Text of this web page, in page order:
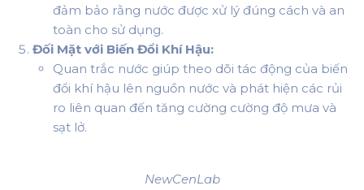
đảm bảo rằng nước được xử lý đúng cách và an
toàn cho sử dụng.
Đối Mặt với Biến Đổi Khí Hậu:
Quan trắc nước giúp theo dõi tác động của biến
đổi khí hậu lên nguồn nước và phát hiện các rủi
ro liên quan đến tăng cường cường độ mưa và
sạt lở.
NewCenLab